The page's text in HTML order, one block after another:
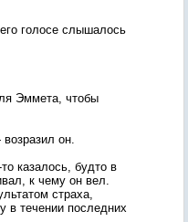
голосе слышалось
Эммета, чтобы
он.
казалось, будто в
к чему он вел.
страха,
в течении последних